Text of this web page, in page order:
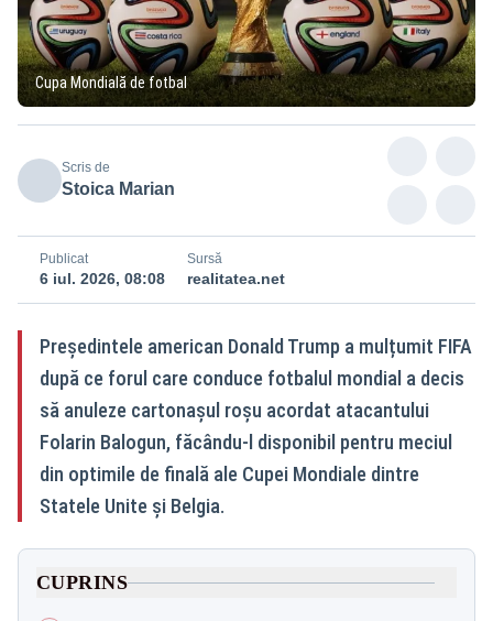
Cupa Mondială de fotbal
Scris de
Stoica Marian
Publicat
6 iul. 2026, 08:08
Sursă
realitatea.net
Președintele american Donald Trump a mulțumit FIFA
după ce forul care conduce fotbalul mondial a decis
să anuleze cartonașul roșu acordat atacantului
Folarin Balogun, făcându-l disponibil pentru meciul
din optimile de finală ale Cupei Mondiale dintre
Statele Unite și Belgia.
CUPRINS